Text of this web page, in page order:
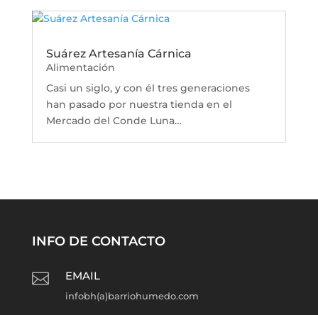
Suárez Artesanía Cárnica
Alimentación
Casi un siglo, y con él tres generaciones
han pasado por nuestra tienda en el
Mercado del Conde Luna…
INFO DE CONTACTO
 EMAIL
infobh(a)barriohumedo.com